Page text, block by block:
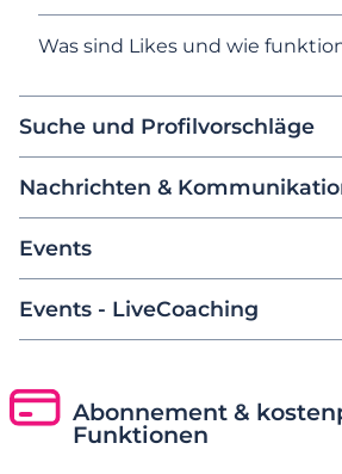
Was sind Likes und wie
Suche und Profilvorschläge
Nachrichten &
Events
Events - LiveCoaching
Abonnement &
Funktionen